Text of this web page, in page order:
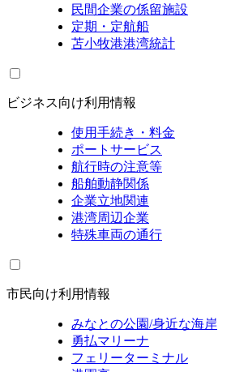
民間企業の係留施設
定期・定航船
苫小牧港港湾統計
ビジネス向け利用情報
使用手続き・料金
ポートサービス
航行時の注意等
船舶動静関係
企業立地関連
港湾周辺企業
特殊車両の通行
市民向け利用情報
みなとの公園/身近な海岸
勇払マリーナ
フェリーターミナル